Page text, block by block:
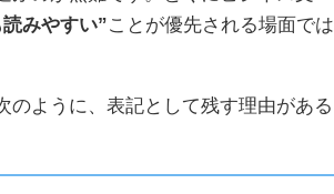
みやすい” ことが優先される場面では
のように、表記として残す理由がある